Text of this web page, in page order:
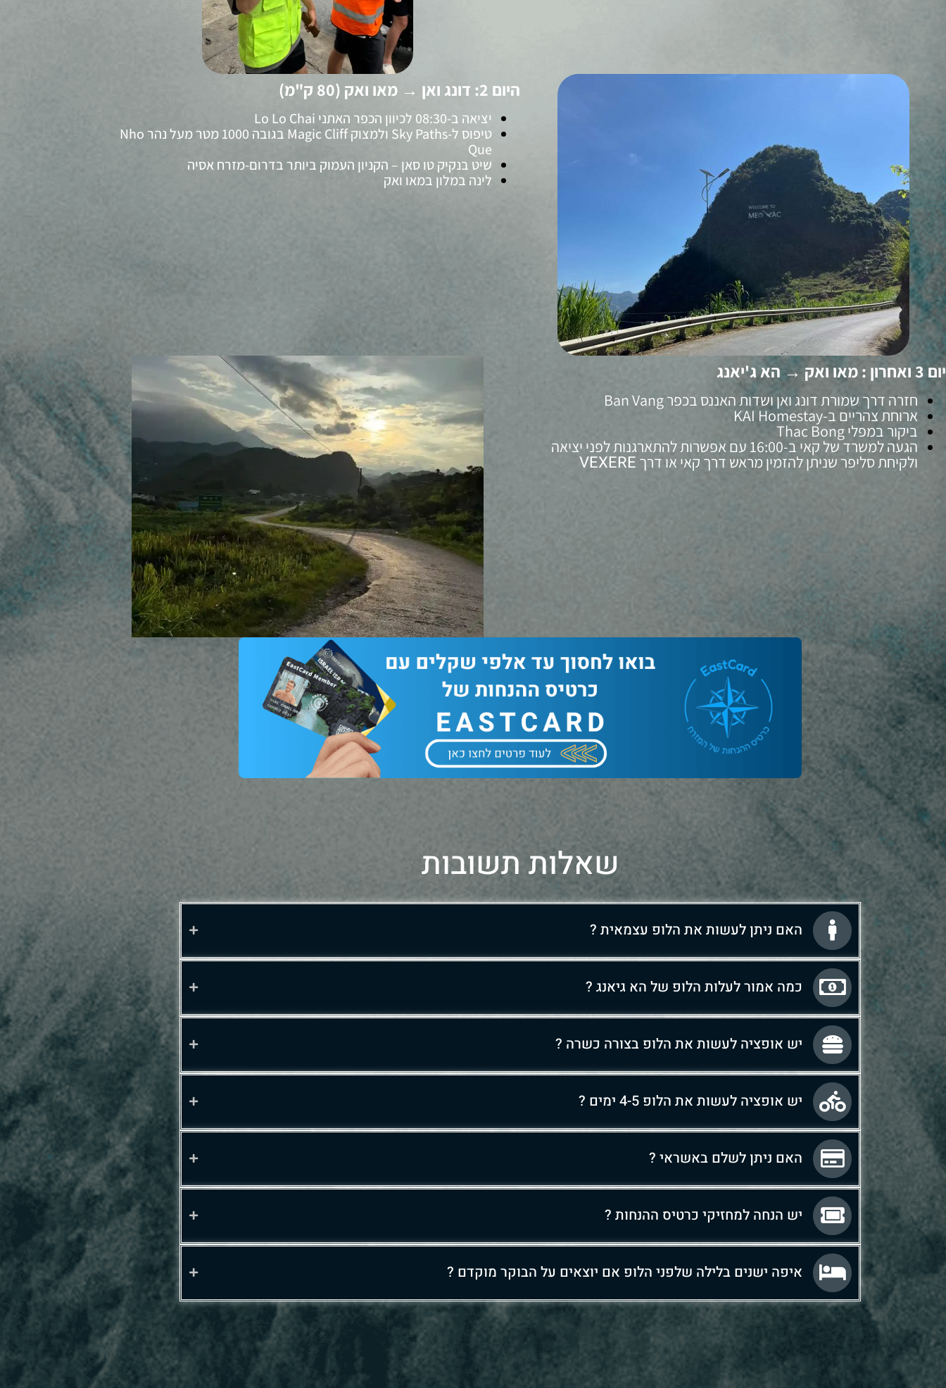
היום 2: דונג ואן → מאו ואק (80 ק"מ)
יציאה ב-08:30 לכיוון הכפר האתני Lo Lo Chai
טיפוס ל-Sky Paths ולמצוק Magic Cliff בגובה 1000 מטר מעל נהר Nho
Que
שיט בנקיק טו סאן – הקניון העמוק ביותר בדרום-מזרח אסיה
לינה במלון במאו ואק
יום 3 ואחרון : מאו ואק → הא ג'יאנג
חזרה דרך שמורת דונג ואן ושדות האננס בכפר Ban Vang
ארוחת צהריים ב-KAI Homestay
ביקור במפלי Thac Bong
הגעה למשרד של קאי ב-16:00 עם אפשרות להתארגנות לפני יציאה
ולקיחת סליפר שניתן להזמין מראש דרך קאי או דרך VEXERE
שאלות תשובות
האם ניתן לעשות את הלופ עצמאית ?
כמה אמור לעלות הלופ של הא גיאנג ?
יש אופציה לעשות את הלופ בצורה כשרה ?
יש אופציה לעשות את הלופ 4-5 ימים ?
האם ניתן לשלם באשראי ?
יש הנחה למחזיקי כרטיס ההנחות ?
איפה ישנים בלילה שלפני הלופ אם יוצאים על הבוקר מוקדם ?